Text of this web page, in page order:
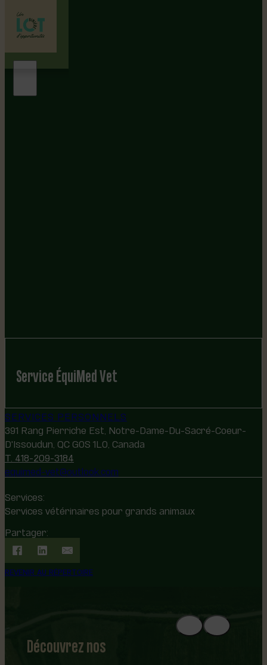
Service ÉquiMed Vet
SERVICES PERSONNELS
391 Rang Pierriche Est, Notre-Dame-Du-Sacré-Coeur-
D'Issoudun, QC G0S 1L0, Canada
T. 418-209-3184
equimed-vet@outlook.com
Services:
Services vétérinaires pour grands animaux
Partager:
REVENIR AU RÉPERTOIRE
Découvrez nos